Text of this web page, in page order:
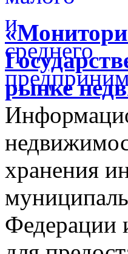
рынке
хранения
Федерации